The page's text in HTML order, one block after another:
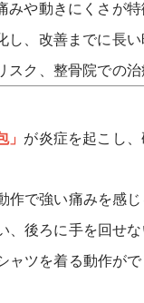
みや動きにくさが
、改善までに長
ク、整骨院での
」 が炎症を起こし
作で強い痛みを感じ
、後ろに手を回せな
ャツを着る動作がで